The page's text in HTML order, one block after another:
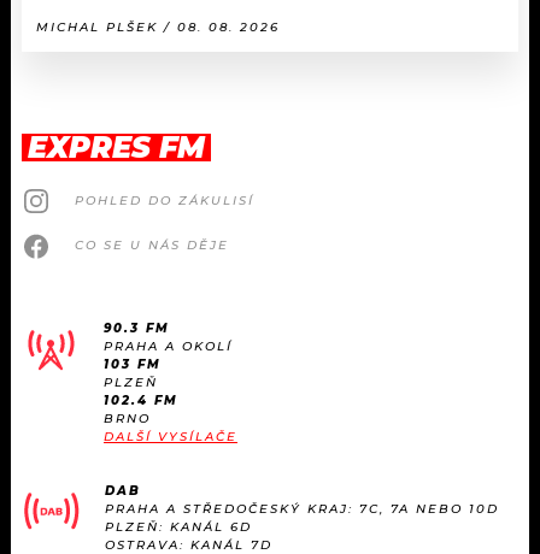
MICHAL PLŠEK / 08. 08. 2026
EXPRES FM
POHLED DO ZÁKULISÍ
CO SE U NÁS DĚJE
90.3 FM
PRAHA A OKOLÍ
103 FM
PLZEŇ
102.4 FM
BRNO
DALŠÍ VYSÍLAČE
DAB
PRAHA A STŘEDOČESKÝ KRAJ: 7C, 7A NEBO 10D
PLZEŇ: KANÁL 6D
OSTRAVA: KANÁL 7D